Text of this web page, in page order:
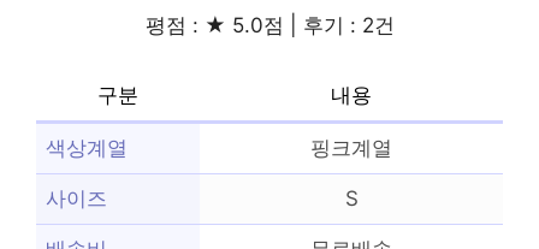
평점 : ★ 5.0점 | 후기 : 2건
구분 내용
색상계열 핑크계열
사이즈 S